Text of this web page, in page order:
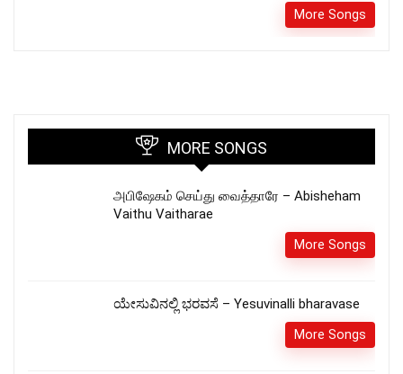
More Songs
MORE SONGS
அபிஷேகம் செய்து வைத்தாரே – Abisheham
Vaithu Vaitharae
More Songs
ಯೇಸುವಿನಲ್ಲಿ ಭರವಸೆ – Yesuvinalli bharavase
More Songs